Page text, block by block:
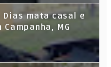
Dias mata casal e
MG